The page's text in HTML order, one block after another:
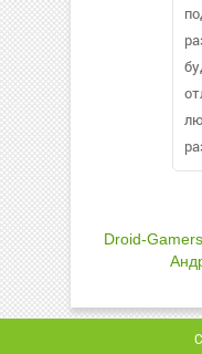
Droid-